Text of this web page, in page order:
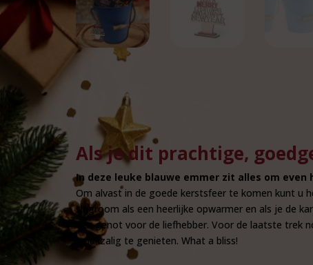
Als je dit prachtige,
In deze leuke blauwe emmer zit alles om
Om alvast in de goede kerstsfeer te komen kunt u
slagroom als een heerlijke opwarmer en als je de
een genot voor de liefhebber. Voor de laatste trek
gelukzalig te genieten. What a bliss!